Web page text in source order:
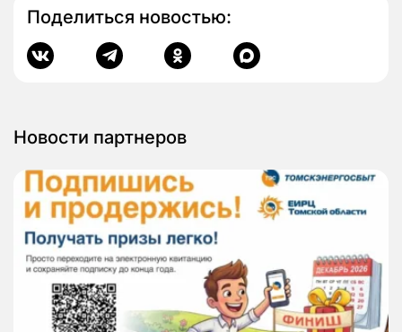
Поделиться новостью:
Новости партнеров